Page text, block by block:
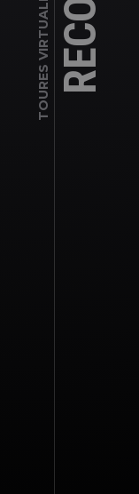
TOURES VIRTUALES